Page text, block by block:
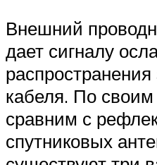
Внешний
дает сигналу
кабеля. По
сравним с
спутниковых